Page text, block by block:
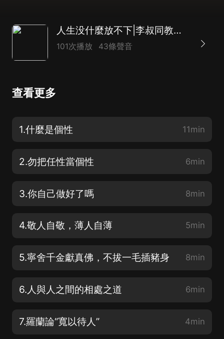
人生没什麼放不下|李叔同教你讀心悟道|淡定從容
101次播放 43條聲音
查看更多
1.什麼是個性 11min
2.勿把任性當個性 6min
3.你自己做好了嗎 8min
4.敬人自敬，薄人自薄 5min
5.寧舍千金獻真佛，不拔一毛插豬身 8min
6.人與人之間的相處之道 6min
7.羅蘭論“寬以待人” 4min